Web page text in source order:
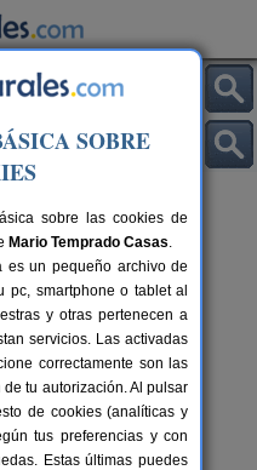
16 pers.
desde37 €
SOBRE
sobre las cookies de
Mario Temprado Casas.
es un pequeño archivo de
pc, smartphone o tablet al
y otras pertenecen a
servicios. Las activadas
correctamente son las
tu autorización. Al pulsar
de cookies (analíticas y
tus preferencias y con
Estas últimas puedes